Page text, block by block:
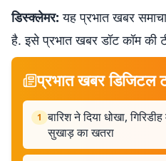
डिस्क्लेमर: यह प्रभात खबर
है. इसे प्रभात खबर डॉट कॉम की
प्रभात खबर डिजिटल
1 बारिश ने दिया धोखा,
सुखाड़ का खतरा